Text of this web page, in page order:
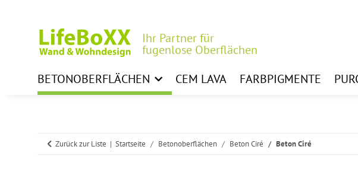
Ihr Partner für
fugenlose Oberflächen
BETONOBERFLÄCHEN CEM LAVA FARBPIGMENTE
Zurück zur Liste Startseite Betonoberflächen Beton Ciré Beton Ciré